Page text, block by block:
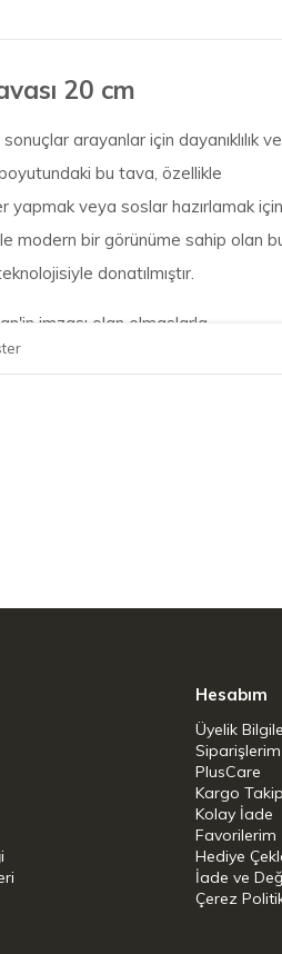
20 cm
arayanlar için dayanıklılık ve
bu tava, özellikle
yapmak veya soslar hazırlamak için
modern bir görünüme sahip olan
donatılmıştır.
imzası olan elmaslarla
sahiptir. Bu kaplama PFAS,
(gazlı, elektrikli, seramik)
çalışır. Magneto taban teknolojisi
Hesabım
Üyelik
Siparişlerim
PlusCare
Kargo Takip
Kolay İade
Favorilerim
Hediye
İade ve
Çerez